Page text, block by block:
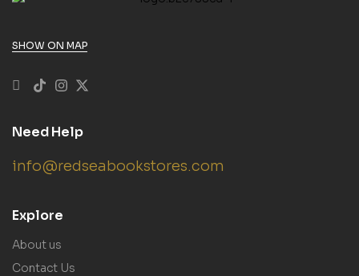
SHOW ON MAP
Need Help
info@redseabookstores.com
Explore
About us
Contact Us